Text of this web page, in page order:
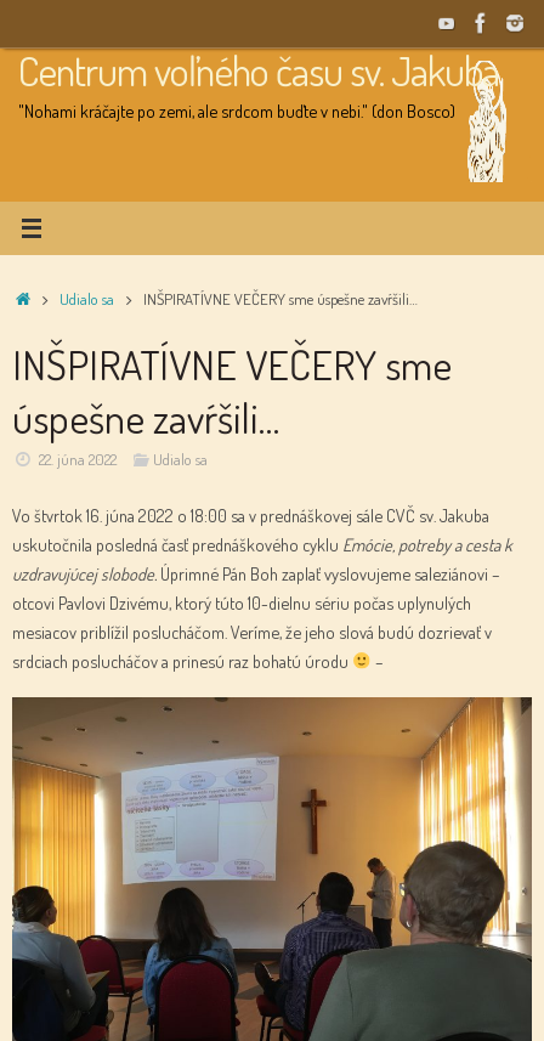
to
content
Centrum voľného času sv. Jakuba
"Nohami kráčajte po zemi, ale srdcom buďte v nebi." (don Bosco)
HomeUdialo sa INŠPIRATÍVNE VEČERY sme úspešne zavŕšili…
INŠPIRATÍVNE VEČERY sme
úspešne zavŕšili…
22. júna 2022 Udialo sa
Vo štvrtok 16. júna 2022 o 18:00 sa v prednáškovej sále CVČ sv. Jakuba
uskutočnila posledná časť prednáškového cyklu Emócie, potreby a cesta k
uzdravujúcej slobode. Úprimné Pán Boh zaplať vyslovujeme saleziánovi –
otcovi Pavlovi Dzivému, ktorý túto 10-dielnu sériu počas uplynulých
mesiacov priblížil poslucháčom. Veríme, že jeho slová budú dozrievať v
srdciach poslucháčov a prinesú raz bohatú úrodu
–